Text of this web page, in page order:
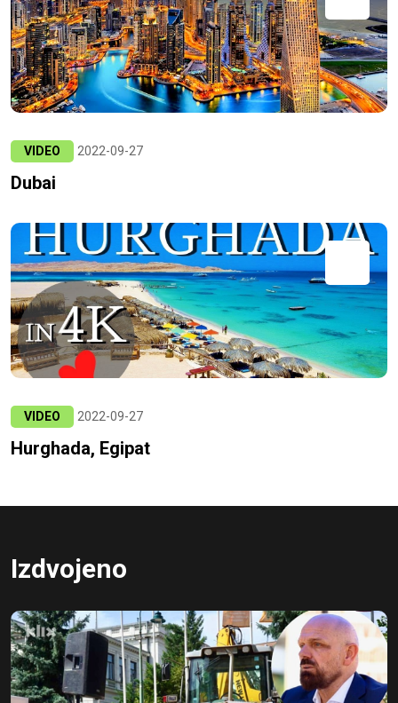
VIDEO 2022-09-27
Dubai
VIDEO 2022-09-27
Hurghada, Egipat
Izdvojeno